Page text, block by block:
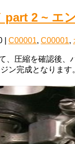
part 2 ~ エ
C00001, C00001,
、圧縮を確認後
ン完成となりま